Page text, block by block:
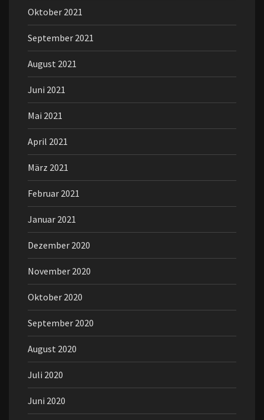
Oktober 2021
September 2021
August 2021
Juni 2021
Mai 2021
April 2021
März 2021
Februar 2021
Januar 2021
Dezember 2020
November 2020
Oktober 2020
September 2020
August 2020
Juli 2020
Juni 2020